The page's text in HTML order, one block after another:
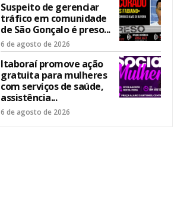
Suspeito de gerenciar
tráfico em comunidade
de São Gonçalo é preso...
6 de agosto de 2026
Itaboraí promove ação
gratuita para mulheres
com serviços de saúde,
assistência...
6 de agosto de 2026